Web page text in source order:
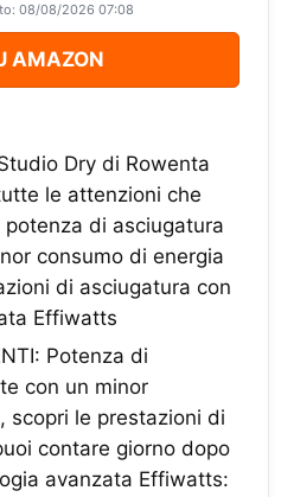
08/08/2026 07:08
AMAZON
Dry di Rowenta
le attenzioni che
di asciugatura
consumo di energia
di asciugatura con
Effiwatts
Potenza di
con un minor
scopri le prestazioni di
contare giorno dopo
avanzata Effiwatts: